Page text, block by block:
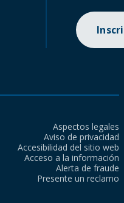
Aspectos legales
Aviso de privacidad
Accesibilidad del sitio web
Acceso a la información
Alerta de fraude
Presente un reclamo